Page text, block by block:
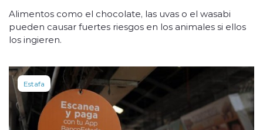
Alimentos como el chocolate, las uvas o el wasabi
pueden causar fuertes riesgos en los animales si ellos
los ingieren.
Estafa